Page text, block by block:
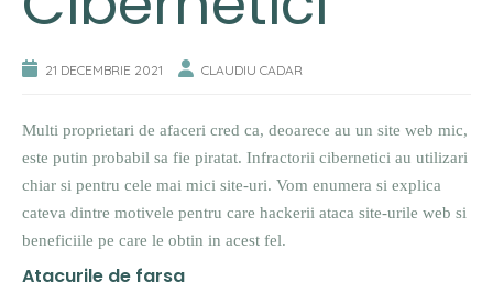
21 DECEMBRIE 2021 CLAUDIU CADAR
Multi proprietari de afaceri cred ca, deoarece au un site web mic,
este putin probabil sa fie piratat. Infractorii cibernetici au utilizari
chiar si pentru cele mai mici site-uri. Vom enumera si explica
cateva dintre motivele pentru care hackerii ataca site-urile web si
beneficiile pe care le obtin in acest fel.
Atacurile de farsa